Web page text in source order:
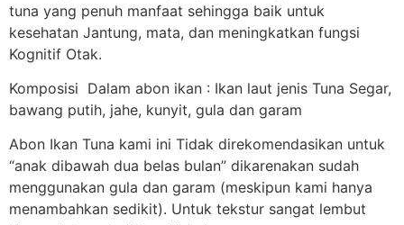
tuna yang penuh manfaat sehingga baik untuk
kesehatan Jantung, mata, dan meningkatkan fungsi
Kognitif Otak.
Komposisi Dalam abon ikan : Ikan laut jenis Tuna Segar,
bawang putih, jahe, kunyit, gula dan garam
Abon Ikan Tuna kami ini Tidak direkomendasikan untuk
“anak dibawah dua belas bulan” dikarenakan sudah
menggunakan gula dan garam (meskipun kami hanya
menambahkan sedikit). Untuk tekstur sangat lembut